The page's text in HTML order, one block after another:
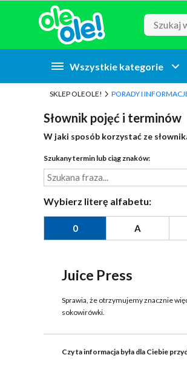
Przejdź do zawartości strony
Przejdź do wyszukiwarki
Przejdź do kategorii
Przejdź do stopki
Wszystkie kategorie
SKLEP OLEOLE! PORADY I
Słownik pojęć i terminów
W jaki sposób korzystać ze
Szukany termin lub ciąg znaków:
Wybierz literę alfabetu:
0 A
Juice Press
Sprawia, że otrzymujemy znacznie
sokowirówki.
Czy ta informacja była dla Ciebie